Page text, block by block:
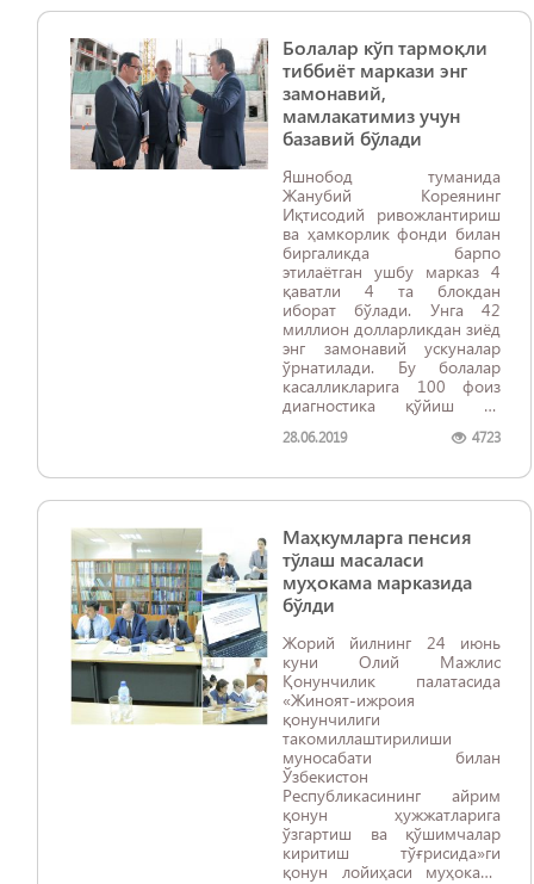
Болалар кўп тармоқли
тиббиёт маркази энг
замонавий,
мамлакатимиз учун
базавий бўлади
Яшнобод туманида
Жанубий Кореянинг
Иқтисодий ривожлантириш
ва ҳамкорлик фонди билан
биргаликда барпо
этилаётган ушбу марказ 4
қаватли 4 та блокдан
иборат бўлади. Унга 42
миллион долларликдан зиёд
энг замонавий ускуналар
ўрнатилади. Бу болалар
касалликларига 100 фоиз
диагностика қўйиш ва
28.06.2019 4723
Маҳкумларга пенсия
тўлаш масаласи
муҳокама марказида
бўлди
Жорий йилнинг 24 июнь
куни Олий Мажлис
Қонунчилик палатасида
«Жиноят-ижроия
қонунчилиги
такомиллаштирилиши
муносабати билан
Ўзбекистон
Республикасининг айрим
қонун ҳужжатларига
ўзгартиш ва қўшимчалар
киритиш тўғрисида»ги
қонун лойиҳаси муҳокама